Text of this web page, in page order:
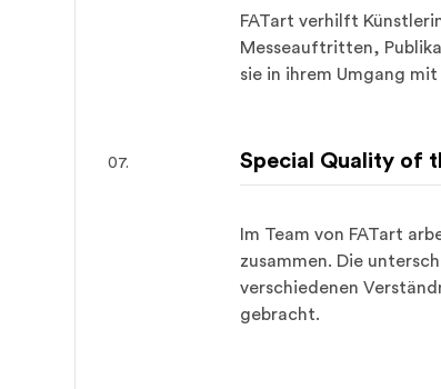
FATart verhilft
Messeauftritten,
sie in ihrem Umgang
Special Quality of
Im Team von FATart
zusammen. Die
verschiedenen
gebracht.